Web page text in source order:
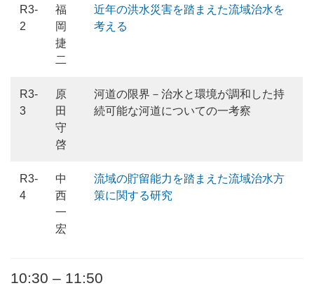
R3-
2
福
岡
捷
二
近年の洪水災害を踏まえた流域治水を
考える
R3-
3
原
田
守
啓
河道の限界－治水と環境が調和した持
続可能な河道についての一考察
R3-
4
中
西
一
宏
流域の貯留能力を踏まえた流域治水方
策に関する研究
10:30 – 11:50